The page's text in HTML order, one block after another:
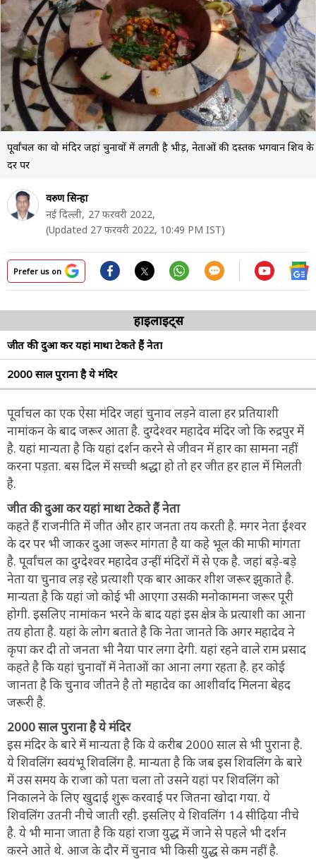
पूर्वांचल का वो मंदिर जहां चुनावों में लगती है भीड़, नेताओं की दस्तक भगवान शिव के
दर पर
वरुण सिन्हा
नई दिल्ली, 27 फरवरी 2022,
(Updated 27 फरवरी 2022, 10:49 PM IST)
Prefer us on
हाइलाइट्स
जीत की दुआ कर यहां माथा टेकते हैं नेता
2000 साल पुराना है ये मंदिर
पूर्वाचल का एक ऐसा मंदिर जहां चुनाव लड़ने वाला हर प्रतियाशी
नामांकन के बाद जरूर आता है. दुग्देश्वर महादेव मंदिर जो कि रुद्रपुर में
है. यहां मान्यता है कि यहां दर्शन करने से जीवन में हार का सामना नहीं
करना पड़ता. बस दिल में सच्ची श्रद्धा हो तो हर जीत हर हाल में मिलती
है.
जीत की दुआ कर यहां माथा टेकते हैं नेता
कहते हैं राजनीति में जीत और हार जनता तय करती है. मगर नेता ईश्वर
के दर पर भी जाकर दुआ जरूर मांगता है या कहे भूल की माफी मांगता
है. पूर्वांचल का दुग्देश्वर महादेव उन्हीं मंदिरों में से एक है. जहां बड़े-बड़े
नेता या चुनाव लड़ रहे प्रत्याशी एक बार आकर शीश जरूर झुकाते है.
मान्यता है कि यहां जो कोई भी आएगा उसकी मनोकामना जरूर पूरी
होगी. इसलिए नामांकन भरने के बाद यहां इस क्षेत्र के प्रत्याशी का आना
तय होता है. यहां के लोग बताते है कि नेता जानते कि अगर महादेव ने
कृपा कर दी तो जनता भी नैया पार लगा देगी. यहां रहने वाले राम प्रसाद
कहते है कि यहां चुनावों में नेताओं का आना लगा रहता है. हर कोई
जानता है कि चुनाव जीतने है तो महादेव का आशीर्वाद मिलना बेहद
जरूरी है.
2000 साल पुराना है ये मंदिर
इस मंदिर के बारे में मान्यता है कि ये करीब 2000 साल से भी पुराना है.
ये शिवलिंग स्वयंभू शिवलिंग है. मान्यता है कि जब इस शिवलिंग के बारे
में उस समय के राजा को पता चला तो उसने यहां पर शिवलिंग को
निकालने के लिए खुदाई शुरू करवाई पर जितना खोदा गया. ये
शिवलिंग उतनी नीचे जाती रही. इसलिए ये शिवलिंग 14 सीढ़िया नीचे
है. ये भी माना जाता है कि यहां राजा युद्ध में जाने से पहले भी दर्शन
करने आते थे. आज के दौर में चुनाव भी किसी युद्ध से कम नहीं है.